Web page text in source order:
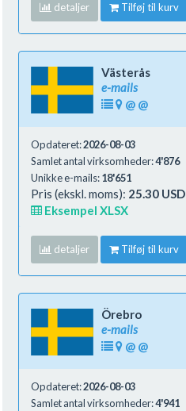
detaljer Tilføj til kurv
Västerås
e-mails
@ @
Opdateret:2026-08-03
Samlet antal virksomheder:4'876
Unikke e-mails:18'651
Pris (ekskl. moms): 25.30 USD
Eksempel XLSX
detaljer Tilføj til kurv
Örebro
e-mails
@ @
Opdateret:2026-08-03
Samlet antal virksomheder:4'941